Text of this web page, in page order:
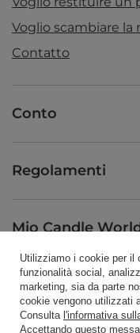
Voglio scambiare la
Contatto
Conto
Regolamenti
Mio Candle
Informazioni sul
Utilizziamo i cookie per il
funzionalità social,
marketing, sia da parte
cookie vengono utilizzati
Consulta l'informativa
Accettando questo